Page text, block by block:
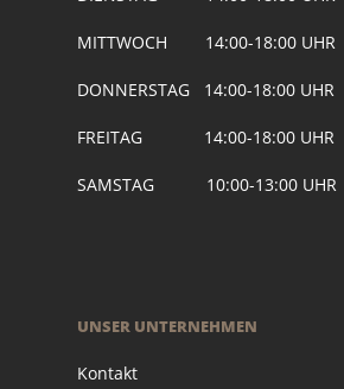
MITTWOCH 14:00-18:00 UHR
DONNERSTAG 14:00-18:00 UHR
FREITAG 14:00-18:00 UHR
SAMSTAG 10:00-13:00 UHR
UNSER UNTERNEHMEN
Kontakt